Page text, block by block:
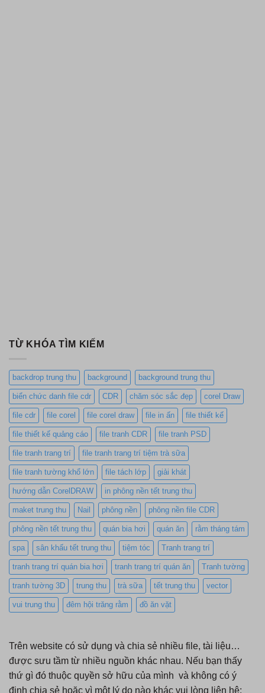
TỪ KHÓA TÌM KIẾM
backdrop trung thu background background trung thu
biển chức danh file cdr CDR chăm sóc sắc đẹp corel Draw
file cdr file corel file corel draw file in ấn file thiết kế
file thiết kế quảng cáo file tranh CDR file tranh PSD
file tranh trang trí file tranh trang trí tiệm trà sữa
file tranh tường khổ lớn file tách lớp giải khát
hướng dẫn CorelDRAW in phông nền tết trung thu
maket trung thu Nail phông nền phông nền file CDR
phông nền tết trung thu quán bia hơi quán ăn rằm tháng tám
spa sân khấu tết trung thu tiệm tóc Tranh trang trí
tranh trang trí quán bia hơi tranh trang trí quán ăn Tranh tường
tranh tường 3D trung thu trà sữa tết trung thu vector
vui trung thu đêm hội trăng rằm đồ ăn vặt
Trên website có sử dụng và chia sẻ nhiều file, tài liệu…
được sưu tầm từ nhiều nguồn khác nhau. Nếu bạn thấy
thứ gì đó thuộc quyền sở hữu của mình và không có ý
định chia sẻ hoặc vì một lý do nào khác vui lòng liên hệ: